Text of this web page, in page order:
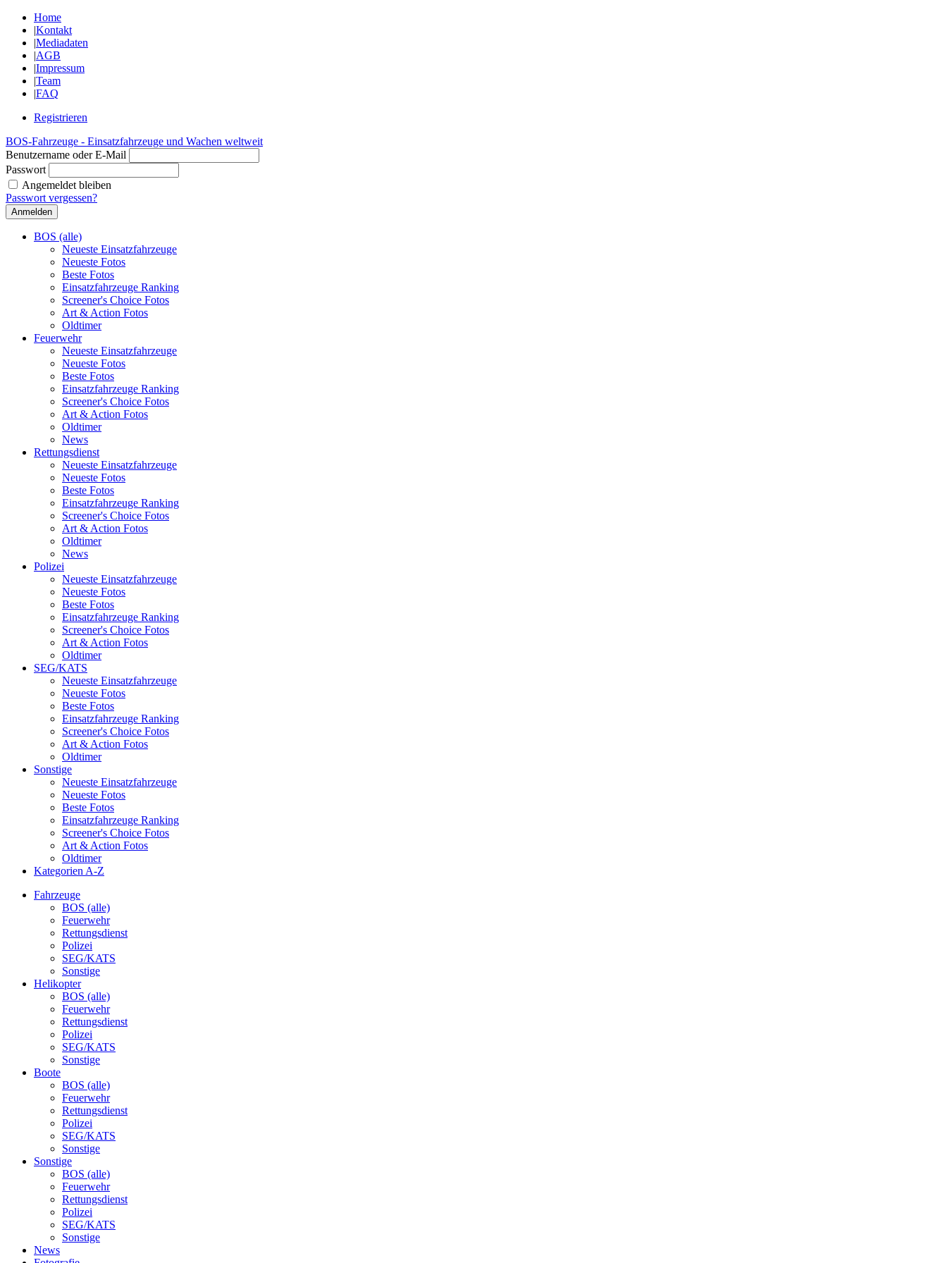
Home
|Kontakt
|Mediadaten
|AGB
|Impressum
|Team
|FAQ
Registrieren
BOS-Fahrzeuge - Einsatzfahrzeuge und Wachen weltweit
Benutzername oder E-Mail
Passwort
Angemeldet bleiben
Passwort vergessen?
BOS (alle)
Neueste Einsatzfahrzeuge
Neueste Fotos
Beste Fotos
Einsatzfahrzeuge Ranking
Screener's Choice Fotos
Art & Action Fotos
Oldtimer
Feuerwehr
Neueste Einsatzfahrzeuge
Neueste Fotos
Beste Fotos
Einsatzfahrzeuge Ranking
Screener's Choice Fotos
Art & Action Fotos
Oldtimer
News
Rettungsdienst
Neueste Einsatzfahrzeuge
Neueste Fotos
Beste Fotos
Einsatzfahrzeuge Ranking
Screener's Choice Fotos
Art & Action Fotos
Oldtimer
News
Polizei
Neueste Einsatzfahrzeuge
Neueste Fotos
Beste Fotos
Einsatzfahrzeuge Ranking
Screener's Choice Fotos
Art & Action Fotos
Oldtimer
SEG/KATS
Neueste Einsatzfahrzeuge
Neueste Fotos
Beste Fotos
Einsatzfahrzeuge Ranking
Screener's Choice Fotos
Art & Action Fotos
Oldtimer
Sonstige
Neueste Einsatzfahrzeuge
Neueste Fotos
Beste Fotos
Einsatzfahrzeuge Ranking
Screener's Choice Fotos
Art & Action Fotos
Oldtimer
Kategorien A-Z
Fahrzeuge
BOS (alle)
Feuerwehr
Rettungsdienst
Polizei
SEG/KATS
Sonstige
Helikopter
BOS (alle)
Feuerwehr
Rettungsdienst
Polizei
SEG/KATS
Sonstige
Boote
BOS (alle)
Feuerwehr
Rettungsdienst
Polizei
SEG/KATS
Sonstige
Sonstige
BOS (alle)
Feuerwehr
Rettungsdienst
Polizei
SEG/KATS
Sonstige
News